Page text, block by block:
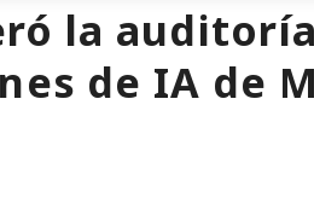
la
de IA de